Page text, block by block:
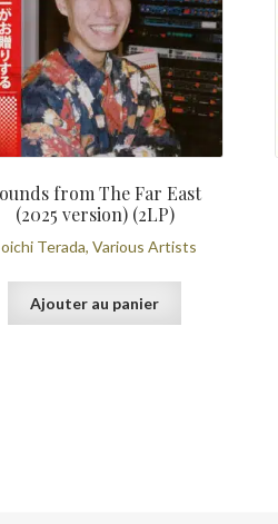
from The Far East
(2025 version) (2LP)
Terada, Various Artists
Ajouter au panier